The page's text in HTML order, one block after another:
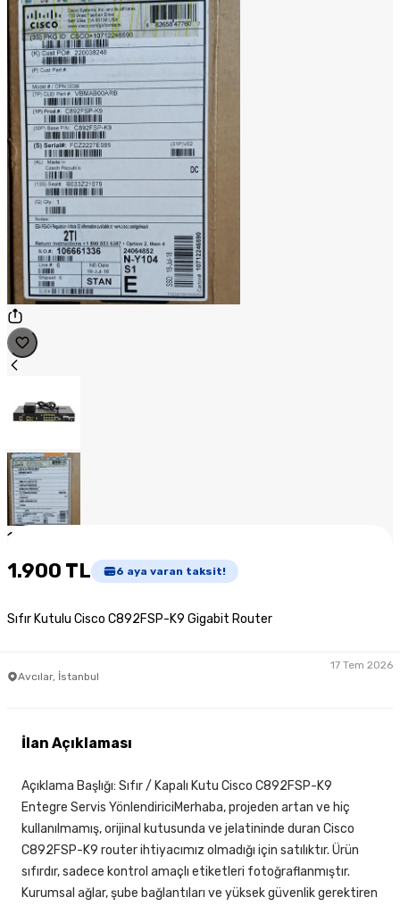
1
1.900 TL 6 aya varan taksit!
Sıfır Kutulu Cisco C892FSP-K9 Gigabit Router
Avcılar, İstanbul
17 Tem 2026
İlan Açıklaması
Açıklama Başlığı: Sıfır / Kapalı Kutu Cisco C892FSP-K9
Entegre Servis YönlendiriciMerhaba, projeden artan ve hiç
kullanılmamış, orijinal kutusunda ve jelatininde duran Cisco
C892FSP-K9 router ihtiyacımız olmadığı için satılıktır. Ürün
sıfırdır, sadece kontrol amaçlı etiketleri fotoğraflanmıştır.
Kurumsal ağlar, şube bağlantıları ve yüksek güvenlik gerektiren